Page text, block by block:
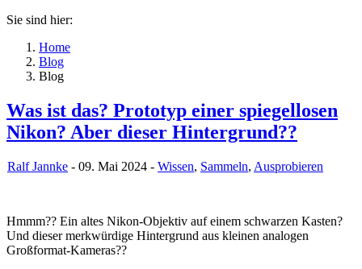
Sie sind hier:
Home
Blog
Blog
Was ist das? Prototyp einer spiegellosen
Nikon? Aber dieser Hintergrund??
Ralf Jannke - 09. Mai 2024 - Wissen, Sammeln, Ausprobieren
Hmmm?? Ein altes Nikon-Objektiv auf einem schwarzen Kasten?
Und dieser merkwürdige Hintergrund aus kleinen analogen
Großformat-Kameras??